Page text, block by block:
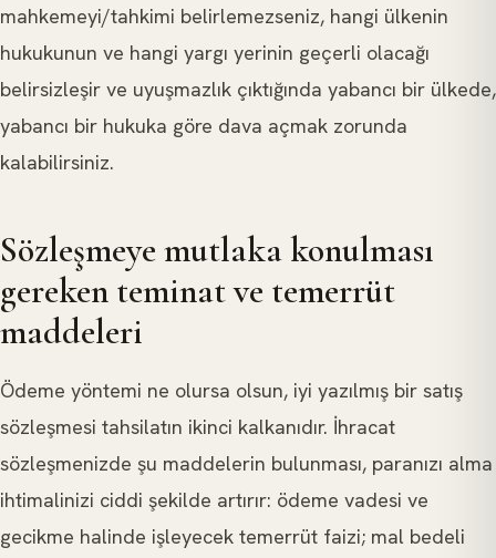
mahkemeyi/tahkimi belirlemezseniz, hangi ülkenin
hukukunun ve hangi yargı yerinin geçerli olacağı
belirsizleşir ve uyuşmazlık çıktığında yabancı bir ülkede,
yabancı bir hukuka göre dava açmak zorunda
kalabilirsiniz.
Sözleşmeye mutlaka konulması
gereken teminat ve temerrüt
maddeleri
Ödeme yöntemi ne olursa olsun, iyi yazılmış bir satış
sözleşmesi tahsilatın ikinci kalkanıdır. İhracat
sözleşmenizde şu maddelerin bulunması, paranızı alma
ihtimalinizi ciddi şekilde artırır: ödeme vadesi ve
gecikme halinde işleyecek temerrüt faizi; mal bedeli